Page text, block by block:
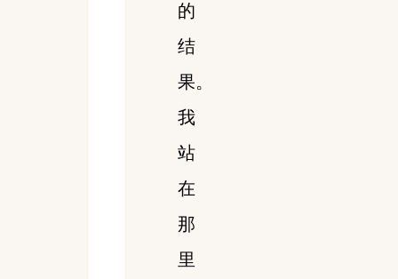
的
结
果。
我
站
在
那
里